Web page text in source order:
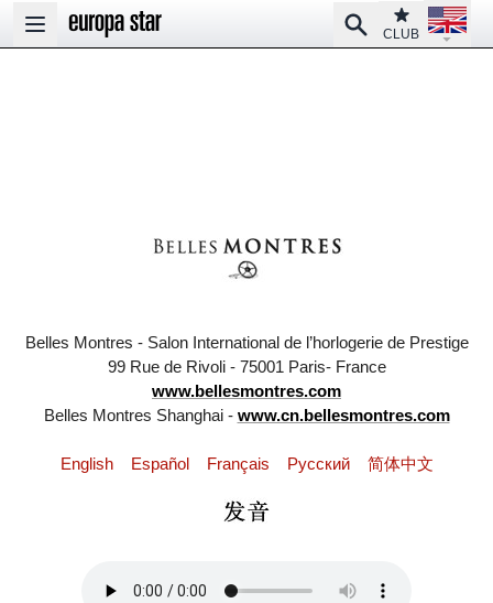
Open main menu
SearchClub
CLUB
Open
Belles Montres - Salon International de l’horlogerie de Prestige
99 Rue de Rivoli - 75001 Paris- France
www.bellesmontres.com
Belles Montres Shanghai - www.cn.bellesmontres.com
English Español Français Pусский 简体中文